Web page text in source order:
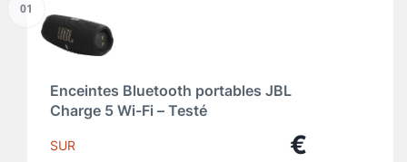
01
Enceintes Bluetooth portables JBL
Charge 5 Wi-Fi – Testé
SUR €